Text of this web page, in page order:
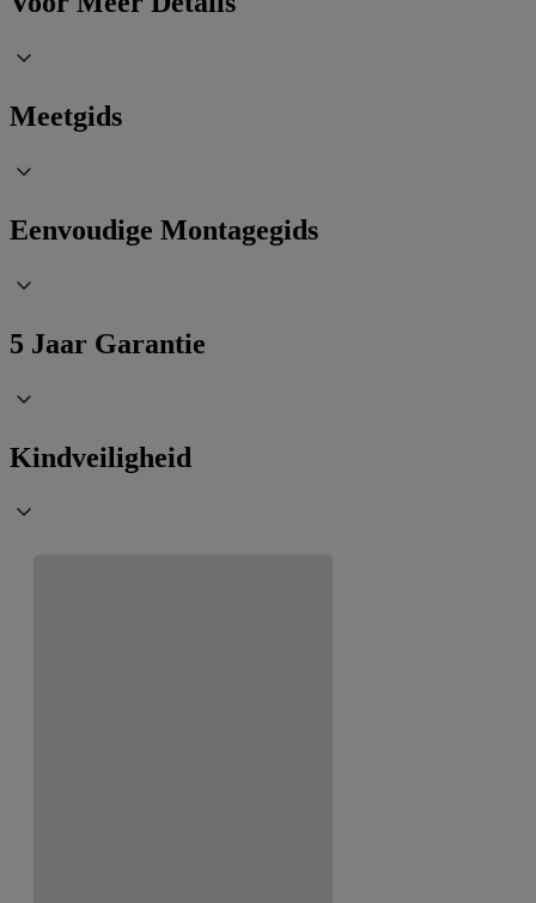
Meetgids
Eenvoudige Montagegids
5 Jaar Garantie
Kindveiligheid